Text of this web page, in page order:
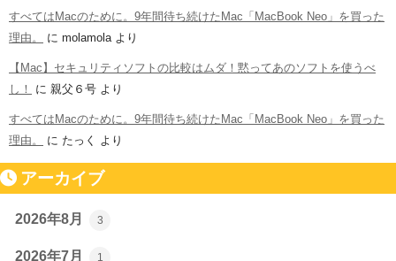
すべてはMacのために。9年間待ち続けたMac「MacBook Neo」を買った
理由。
に molamolaより
【Mac】セキュリティソフトの比較はムダ！黙ってあのソフトを使うべ
し！
に 親父６号 より
すべてはMacのために。9年間待ち続けたMac「MacBook Neo」を買った
理由。
に たっく より
アーカイブ
2026年8月 3
2026年7月 1